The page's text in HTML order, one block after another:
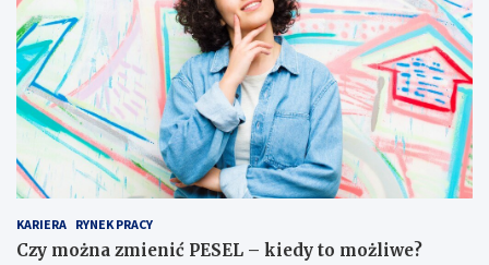
KARIERA RYNEK PRACY
Czy można zmienić PESEL – kiedy to możliwe?